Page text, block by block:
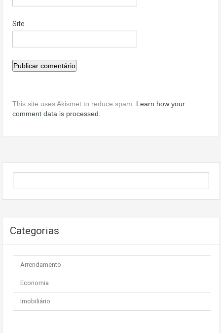
Site
This site uses Akismet to reduce spam. Learn how your
comment data is processed.
Categorias
Arrendamento
Economia
Imobiliário